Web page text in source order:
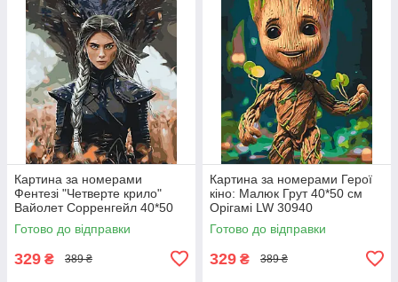
Картина за номерами
Фентезі "Четверте крило"
Вайолет Сорренгейл 40*50
см Орігамі LW 3485
Готово до відправки
329 ₴ 389 ₴
Картина за номерами Герої
кіно: Малюк Грут 40*50 см
Орігамі LW 30940
Готово до відправки
329 ₴ 389 ₴